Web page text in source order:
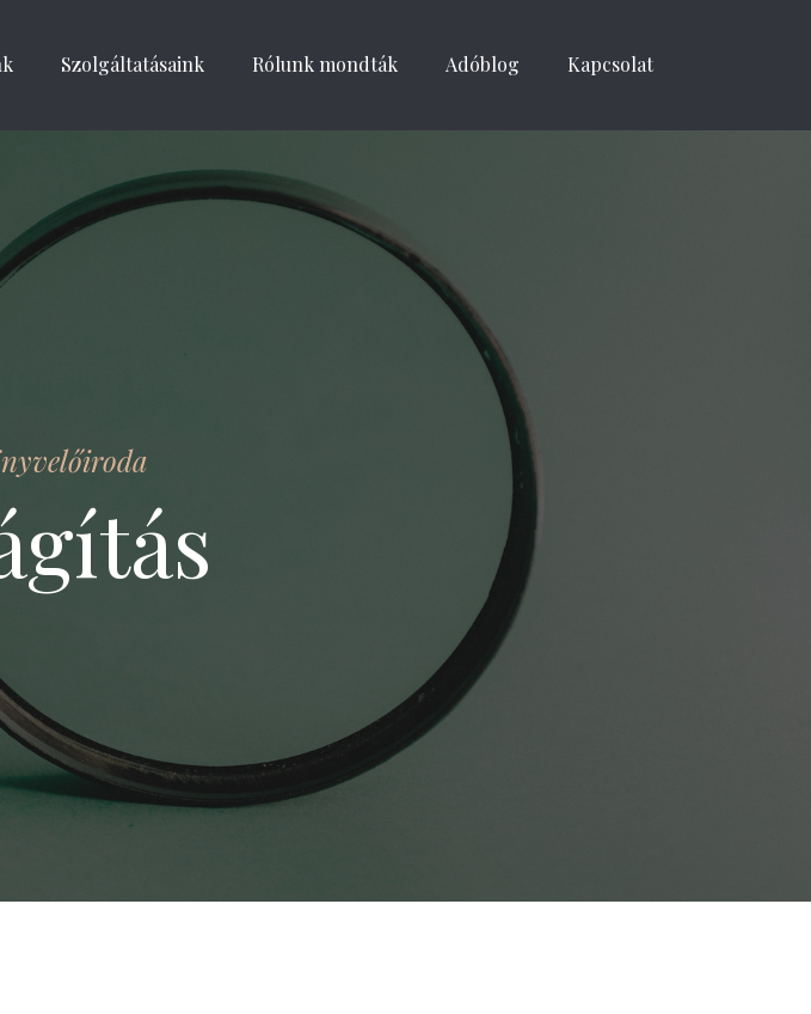
Szolgáltatásaink Rólunk mondták Adóblog Kapcsolat